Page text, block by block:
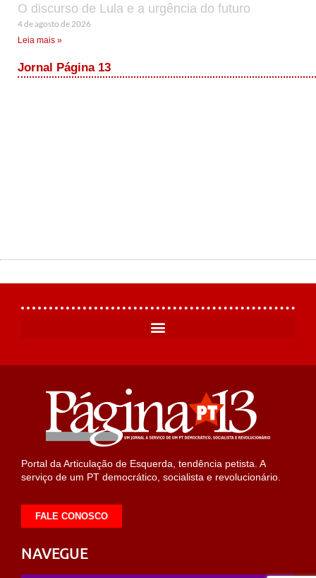
O discurso de Lula e a urgência do futuro
4 de agosto de 2026
Leia mais »
Jornal Página 13
Portal da Articulação de Esquerda, tendência petista. A
serviço de um PT democrático, socialista e revolucionário.
FALE CONOSCO
NAVEGUE